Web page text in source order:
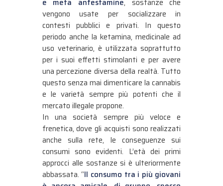
e meta anfestamine, sostanze che
vengono usate per socializzare in
contesti pubblici e privati. In questo
periodo anche la ketamina, medicinale ad
uso veterinario, è utilizzata soprattutto
per i suoi effetti stimolanti e per avere
una percezione diversa della realtà. Tutto
questo senza mai dimenticare la cannabis
e le varietà sempre più potenti che il
mercato illegale propone.
In una società sempre più veloce e
frenetica, dove gli acquisti sono realizzati
anche sulla rete, le conseguenze sui
consumi sono evidenti. L’età dei primi
approcci alle sostanze si è ulteriormente
abbassata. “Il consumo tra i più giovani